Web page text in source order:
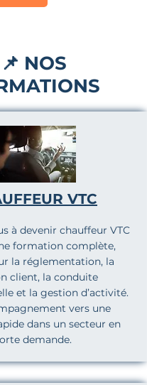
📌 NOS
VTC
à devenir chauffeur VTC
formation complète,
la réglementation, la
client, la conduite
et la gestion d’activité.
vers une
dans un secteur en
demande.